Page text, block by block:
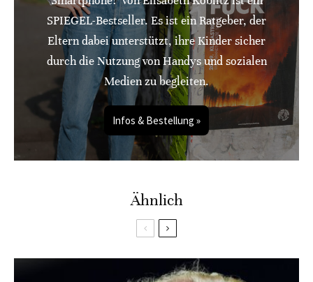
SPIEGEL-Bestseller. Es ist ein Ratgeber, der
Eltern dabei unterstützt, ihre Kinder sicher
durch die Nutzung von Handys und sozialen
Medien zu begleiten.
Infos & Bestellung »
Ähnlich